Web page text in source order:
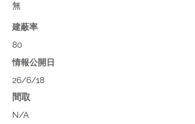
無
建蔽率
80
情報公開日
26/6/18
間取
N/A